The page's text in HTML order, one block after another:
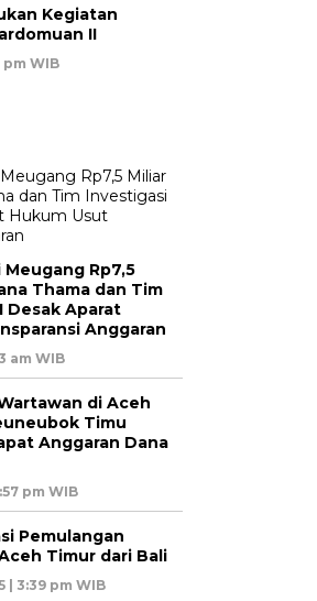
Kegiatan
II
pm WIB
Rp7,5
Thama dan Tim
Desak Aparat
Anggaran
am WIB
di Aceh
Timu
Anggaran Dana
pm WIB
Pemulangan
Timur dari Bali
| 3:39 pm WIB